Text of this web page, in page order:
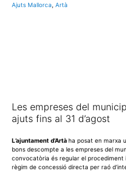
Ajuts Mallorca Artà
Les empreses del
ajuts fins al 31 d’agost
L’ajuntament d’Artàha posat en marxa
bons descompte a les empreses del
convocatòria és regular el procediment
règim de concessió directa per raó